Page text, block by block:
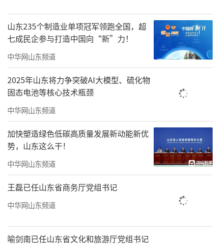
山东235个制造业单项冠军领跑全国，超
七成民企参与打造中国向“新”力！
中华网山东频道
2025年山东将力争突破AI大模型、硫化物
固态电池等核心技术瓶颈
中华网山东频道
加快塑造绿色低碳高质量发展新动能新优
势，山东这么干！
中华网山东频道
王磊已任山东省商务厅党组书记
中华网山东频道
喻剑南已任山东省文化和旅游厅党组书记